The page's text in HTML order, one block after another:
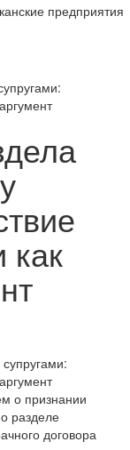
|
как
о признании
разделе
договора